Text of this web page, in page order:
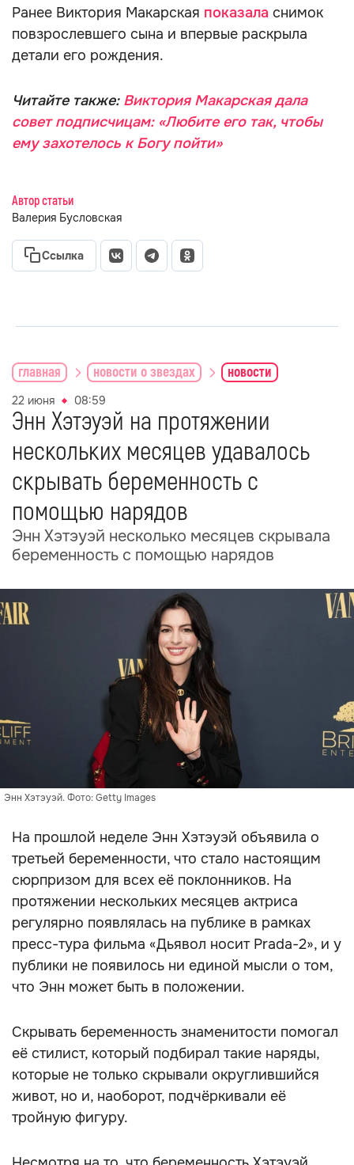
Ранее Виктория Макарская показала снимок
повзрослевшего сына и впервые раскрыла
детали его рождения.
Читайте также: Виктория Макарская дала
совет подписчицам: «Любите его так, чтобы
ему захотелось к Богу пойти»
Автор статьи
Валерия Бусловская
Ссылка
главная новости о звездах новости
22 июня 08:59
Энн Хэтэуэй на протяжении
нескольких месяцев удавалось
скрывать беременность с
помощью нарядов
Энн Хэтэуэй несколько месяцев скрывала
беременность с помощью нарядов
Энн Хэтэуэй. Фото: Getty Images
На прошлой неделе Энн Хэтэуэй объявила о
третьей беременности, что стало настоящим
сюрпризом для всех её поклонников. На
протяжении нескольких месяцев актриса
регулярно появлялась на публике в рамках
пресс-тура фильма «Дьявол носит Prada-2», и у
публики не появилось ни единой мысли о том,
что Энн может быть в положении.
Скрывать беременность знаменитости помогал
её стилист, который подбирал такие наряды,
которые не только скрывали округлившийся
живот, но и, наоборот, подчёркивали её
тройную фигуру.